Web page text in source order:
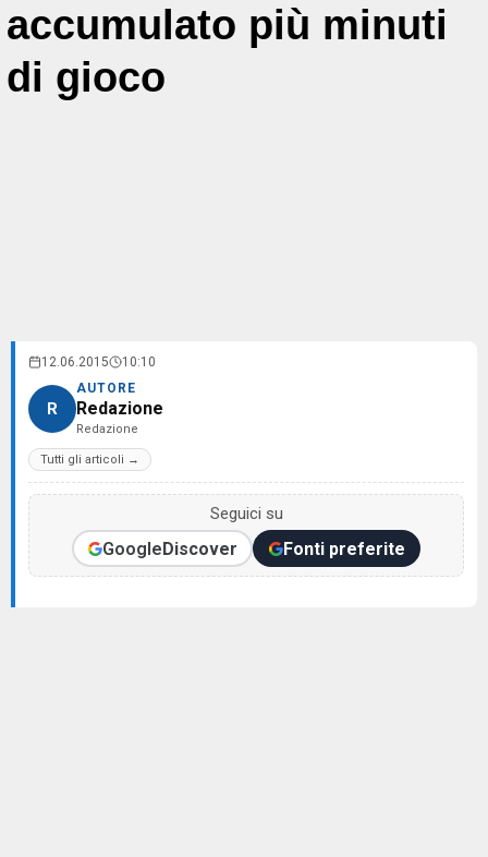
accumulato più minuti
di gioco
12.06.2015 10:10
R
AUTORE
Redazione
Redazione
Tutti gli articoli →
Seguici su
GoogleDiscover Fonti preferite